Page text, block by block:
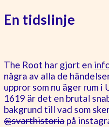
En tidslinje
The Root har gjort en
några av alla de
uppror som nu äger rum
1619 är det en brutal
bakgrund till vad som
@svarthistoria på